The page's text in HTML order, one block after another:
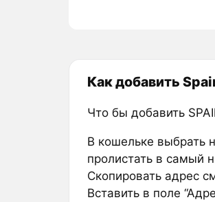
Как добавить
Что бы добавить
В кошельке выбрать
пролистать в самый
Скопировать адрес
Вставить в поле